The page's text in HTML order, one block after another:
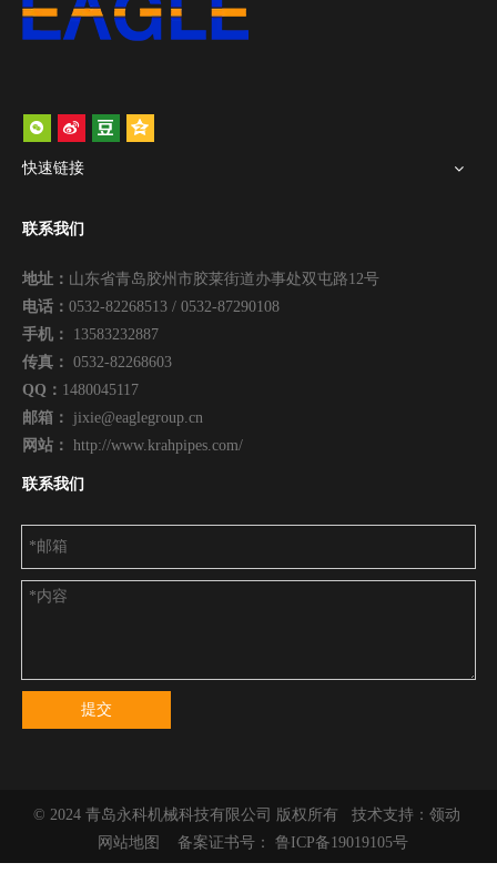
快速链接
联系我们
地址： 山东省青岛胶州市胶莱街道办事处双屯路12号
电话： 0532-82268513 / 0532-87290108
手机： 13583232887
传真： 0532-82268603
QQ： 1480045117
邮箱：
jixie@eaglegroup.cn
网站： http://www.krahpipes.com/
联系我们
提交
© 2024 青岛永科机械科技有限公司 版权所有 技术支持： 领动
网站地图
备案证书号： 鲁ICP备19019105号